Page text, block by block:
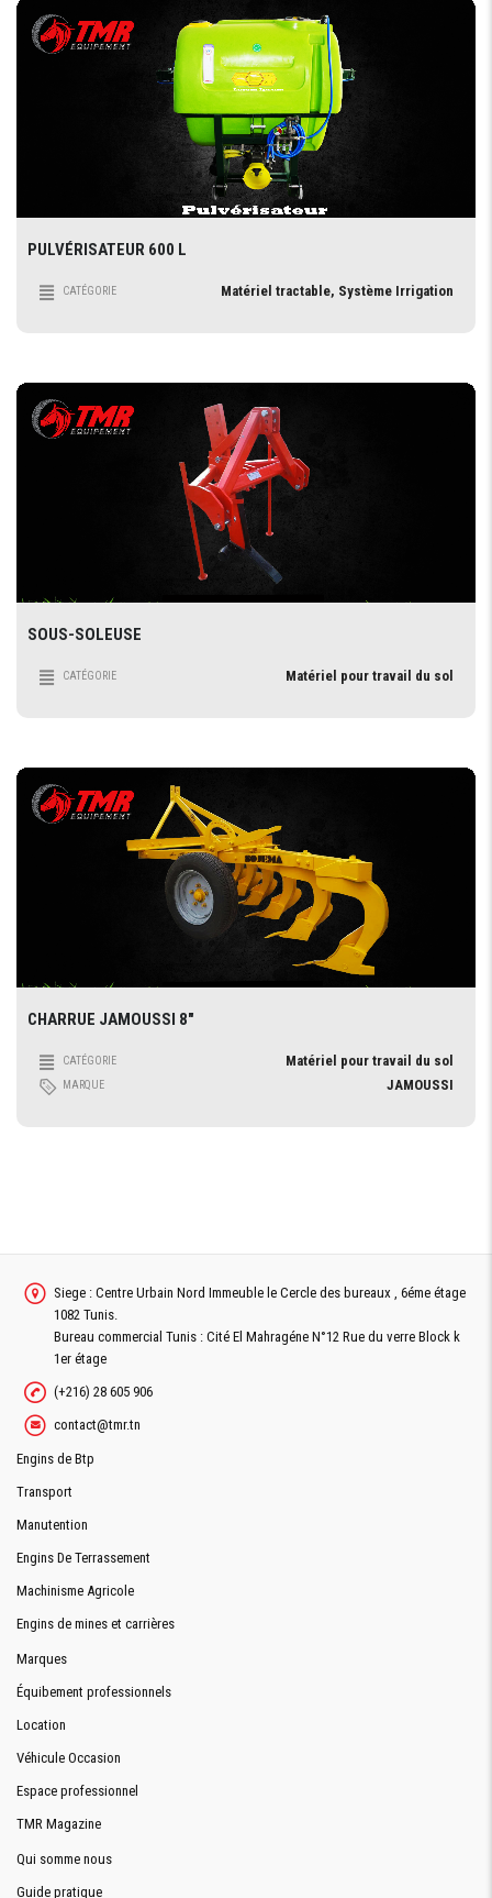
PULVÉRISATEUR 600 L
CATÉGORIE Matériel tractable, Système Irrigation
SOUS-SOLEUSE
CATÉGORIE Matériel pour travail du sol
CHARRUE JAMOUSSI 8″
CATÉGORIE Matériel pour travail du sol
MARQUE JAMOUSSI
Siege : Centre Urbain Nord Immeuble le Cercle des bureaux , 6éme étage
1082 Tunis.
Bureau commercial Tunis : Cité El Mahragéne N°12 Rue du verre Block k
1er étage
(+216) 28 605 906
contact@tmr.tn
Engins de Btp
Transport
Manutention
Engins De Terrassement
Machinisme Agricole
Engins de mines et carrières
Marques
Équibement professionnels
Location
Véhicule Occasion
Espace professionnel
TMR Magazine
Qui somme nous
Guide pratique